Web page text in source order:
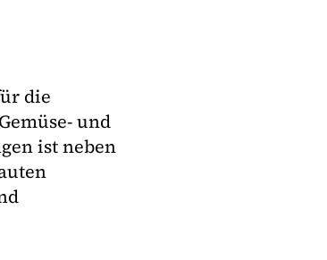
die
und
ist neben